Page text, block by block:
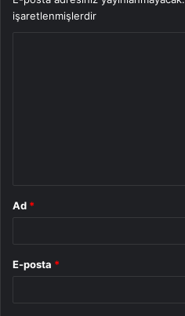
işaretlenmişlerdir
Ad *
E-posta *